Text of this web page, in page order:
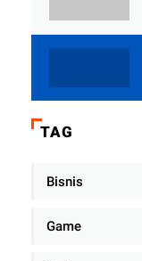
TAG
Bisnis
Game